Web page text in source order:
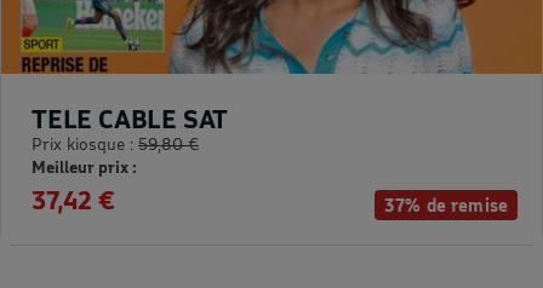
37% de remise
TELE CABLE SAT
Prix kiosque : 59,80 €
Meilleur prix :
37,42 €